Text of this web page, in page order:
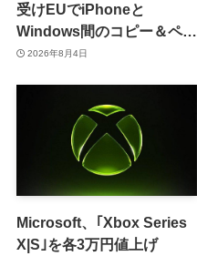
受けEUでiPhoneと
Windows間のコピー＆ペー
スト機能を提供へ
2026年8月4日
Microsoft、｢Xbox Series
X|S｣を各3万円値上げ